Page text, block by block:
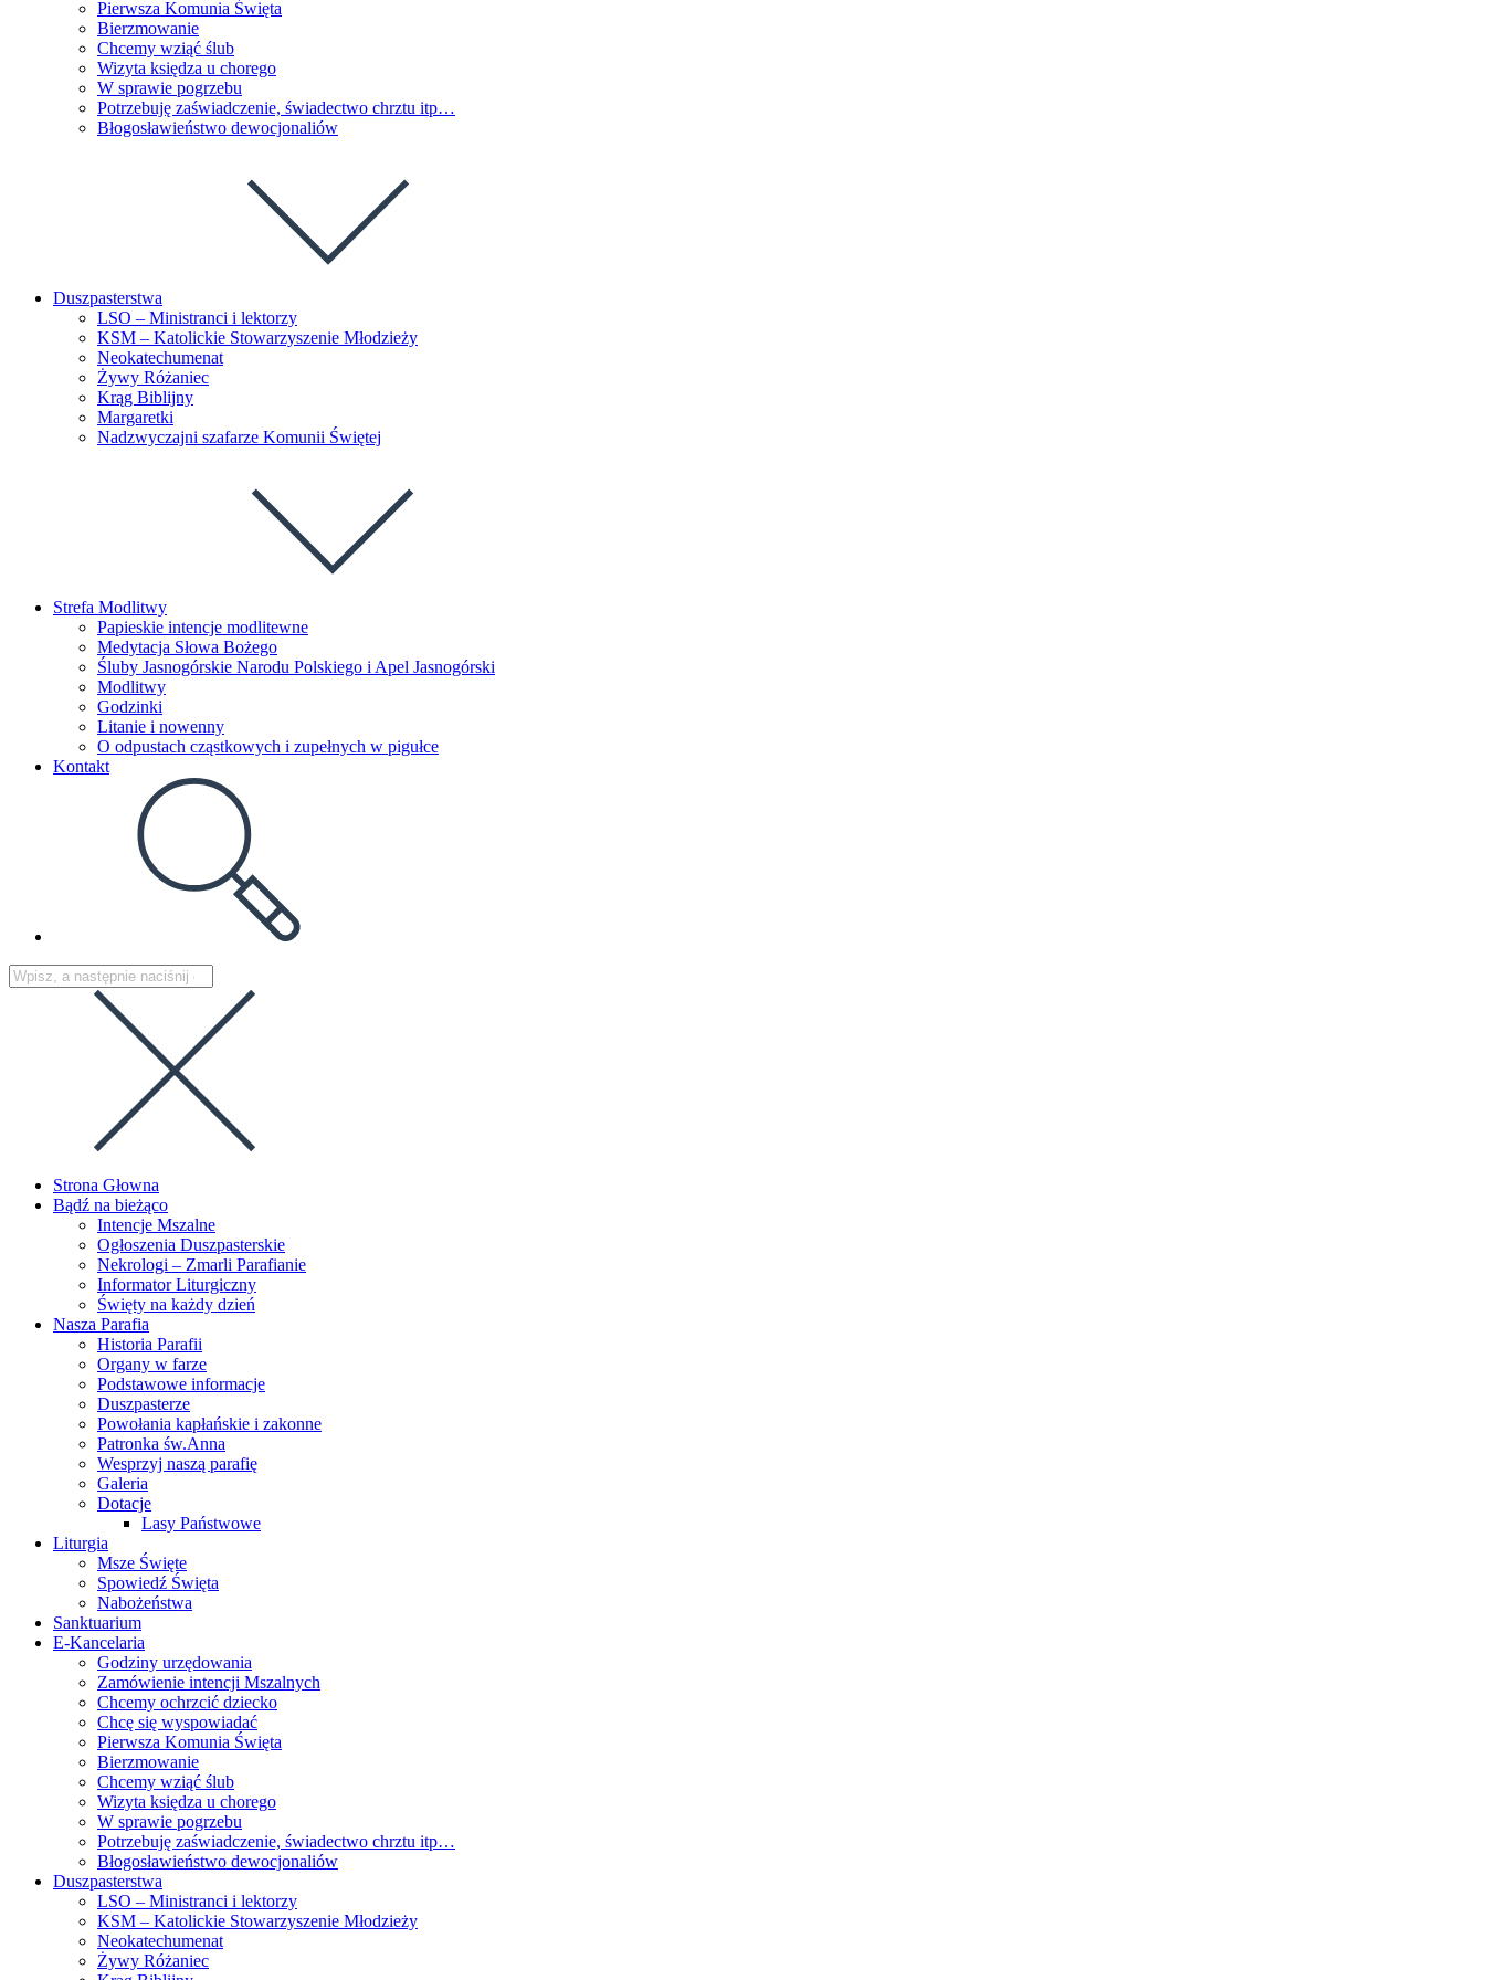
Pierwsza Komunia Święta
Bierzmowanie
Chcemy wziąć ślub
Wizyta księdza u chorego
W sprawie pogrzebu
Potrzebuję zaświadczenie, świadectwo chrztu itp…
Błogosławieństwo dewocjonaliów
Duszpasterstwa
LSO – Ministranci i lektorzy
KSM – Katolickie Stowarzyszenie Młodzieży
Neokatechumenat
Żywy Różaniec
Krąg Biblijny
Margaretki
Nadzwyczajni szafarze Komunii Świętej
Strefa Modlitwy
Papieskie intencje modlitewne
Medytacja Słowa Bożego
Śluby Jasnogórskie Narodu Polskiego i Apel Jasnogórski
Modlitwy
Godzinki
Litanie i nowenny
O odpustach cząstkowych i zupełnych w pigułce
Kontakt
Strona Głowna
Bądź na bieżąco
Intencje Mszalne
Ogłoszenia Duszpasterskie
Nekrologi – Zmarli Parafianie
Informator Liturgiczny
Święty na każdy dzień
Nasza Parafia
Historia Parafii
Organy w farze
Podstawowe informacje
Duszpasterze
Powołania kapłańskie i zakonne
Patronka św.Anna
Wesprzyj naszą parafię
Galeria
Dotacje
Lasy Państwowe
Liturgia
Msze Święte
Spowiedź Święta
Nabożeństwa
Sanktuarium
E-Kancelaria
Godziny urzędowania
Zamówienie intencji Mszalnych
Chcemy ochrzcić dziecko
Chcę się wyspowiadać
Pierwsza Komunia Święta
Bierzmowanie
Chcemy wziąć ślub
Wizyta księdza u chorego
W sprawie pogrzebu
Potrzebuję zaświadczenie, świadectwo chrztu itp…
Błogosławieństwo dewocjonaliów
Duszpasterstwa
LSO – Ministranci i lektorzy
KSM – Katolickie Stowarzyszenie Młodzieży
Neokatechumenat
Żywy Różaniec